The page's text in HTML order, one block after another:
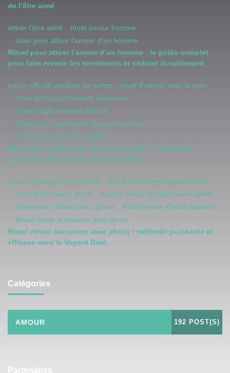
de l’être aimé
attirer l’être aimé
rituel amour homme
rituel pour attirer l’amour d’un homme
Rituel pour attirer l’amour d’un homme : le guide complet
pour faire revenir les sentiments et séduire durablement
retour affectif combien de temps
rituel d'amour avec le nom
rituel de rapprochement amoureux
rituel magique retour affectif
Rituel pour rapprocher deux personnes
rituel rapprochement affectif
Rituel pour rapprocher deux personnes : la méthode
spirituelle efficace avec le voyant Dovi
retour amoureux avec photo
retour d'affection rapide en 24h
rituel amour avec photo
rituel d amour puissant avec photo
rituel retour affectif avec photo
Rituel retour affectif puissant
Rituel retour amoureux avec photo
Rituel retour amoureux avec photo : méthode puissante et
efficace avec le Voyant Dovi
Catégories
AMOUR 192 POST(S)
Partenaires